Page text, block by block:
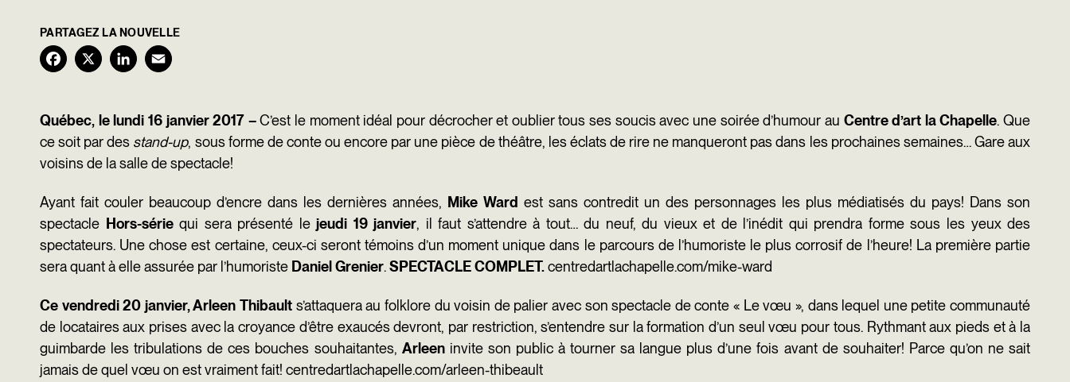
PARTAGEZ LA NOUVELLE
F
c
e
b
o
o
k
X
L
n
k
e
d
I
n
a
i
l
Québec, le lundi 16 janvier 2017 –C’est le moment idéal pour décrocher et oublier tous ses soucis avec une soirée d’humour au Centre d’art la Chapelle. Que
ce soit par des stand-up, sous forme de conte ou encore par une pièce de théâtre, les éclats de rire ne manqueront pas dans les prochaines semaines… Gare aux
voisins de la salle de spectacle!
Ayant fait couler beaucoup d’encre dans les dernières années, Mike Ward est sans contredit un des personnages les plus médiatisés du pays! Dans son
spectacle Hors-sériequi sera présenté lejeudi 19 janvier, il faut s’attendre à tout… du neuf, du vieux et de l’inédit qui prendra forme sous les yeux des
spectateurs. Une chose est certaine, ceux-ci seront témoins d’un moment unique dans le parcours de l’humoriste le plus corrosif de l’heure! La première partie
sera quant à elle assurée par l’humoriste Daniel Grenier.SPECTACLE COMPLET.centredartlachapelle.com/mike-ward
Ce vendredi 20 janvier,Arleen Thibault s’attaquera au folklore du voisin de palier avec son spectacle de conte « Le vœu », dans lequel une petite communauté
de locataires aux prises avec la croyance d’être exaucés devront, par restriction, s’entendre sur la formation d’un seul vœu pour tous. Rythmant aux pieds et à la
guimbarde les tribulations de ces bouches souhaitantes, Arleeninvite son public à tourner sa langue plus d’une fois avant de souhaiter! Parce qu’on ne sait
jamais de quel vœu on est vraiment fait! centredartlachapelle.com/arleen-thibeault